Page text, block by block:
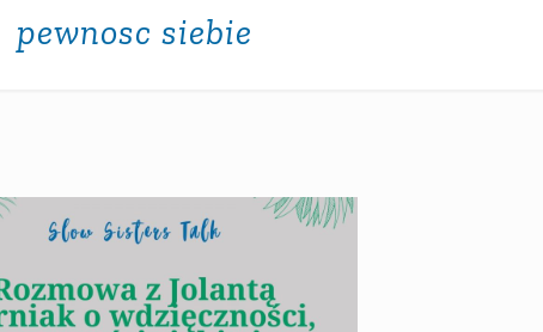
pewnosc siebie